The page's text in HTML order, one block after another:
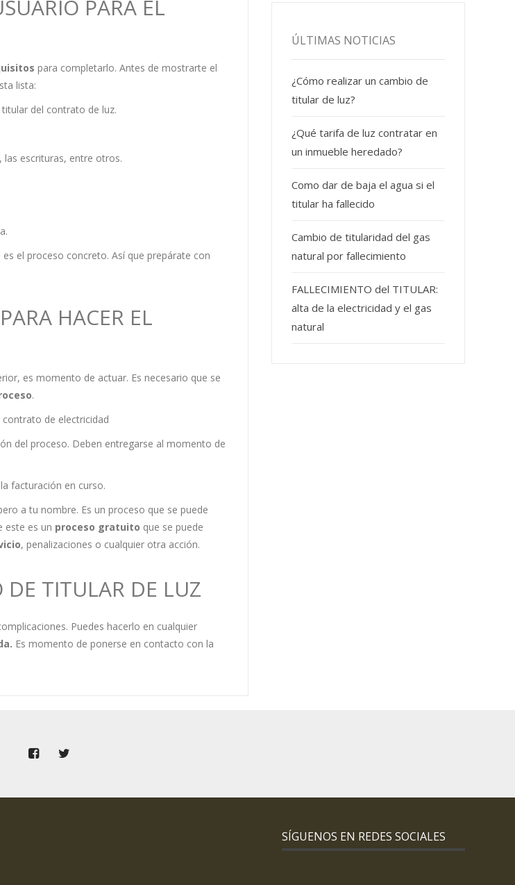
PARA EL
para completarlo. Antes de mostrarte el
lista:
del contrato de luz.
las escrituras, entre otros.
el proceso concreto. Así que prepárate con
HACER EL
es momento de actuar. Es necesario que se
.
contrato de electricidad
del proceso. Deben entregarse al momento de
facturación en curso.
a tu nombre. Es un proceso que se puede
este es un proceso gratuito que se puede
, penalizaciones o cualquier otra acción.
DE TITULAR DE LUZ
Puedes hacerlo en cualquier
Es momento de ponerse en contacto con la
ÚLTIMAS NOTICIAS
¿Cómo realizar un cambio de
titular de luz?
¿Qué tarifa de luz contratar en
un inmueble heredado?
Como dar de baja el agua si el
titular ha fallecido
Cambio de titularidad del gas
natural por fallecimiento
FALLECIMIENTO del TITULAR:
alta de la electricidad y el gas
natural
SÍGUENOS EN REDES SOCIALES